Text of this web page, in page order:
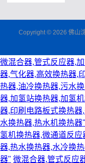
Copyright © 2026 佛山
微混合器,管式反应器,
器,气化器,高效换热器,
热器,油冷换热器,污水
器,加氢站换热器,加氢
器,印刷电路板式换热
水换热器,热水机换热器"
氢机换热器,微通道反
器,热水换热器,水冷换
器" 微混合器,管式反应